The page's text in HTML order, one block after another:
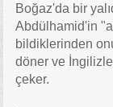
Boğaz'da bir
Abdülhamid'in
bildiklerinden
döner ve
çeker.